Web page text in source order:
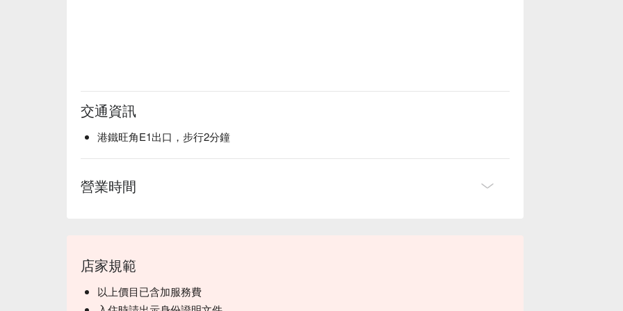
交通資訊
港鐵旺角E1出口，步行2分鐘
營業時間
店家規範
以上價目已含加服務費